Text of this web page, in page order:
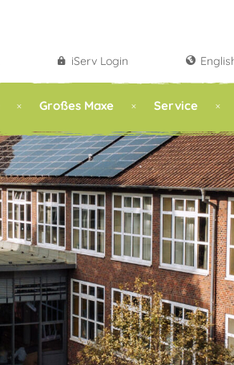
iServ Login
Großes Maxe Service